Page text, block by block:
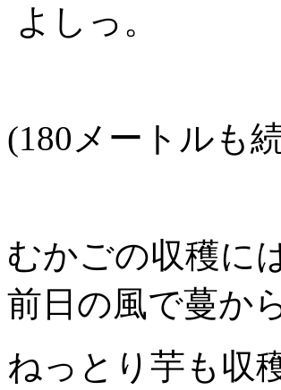
よしっ。
(180メートルも
むかごの収穫に
前日の風で蔓か
ねっとり芋も収